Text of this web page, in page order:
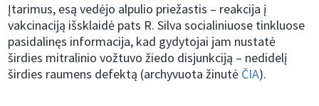
Įtarimus, esą vedėjo alpulio priežastis – reakcija į
vakcinaciją išsklaidė pats R. Silva socialiniuose tinkluose
pasidalinęs informacija, kad gydytojai jam nustatė
širdies mitralinio vožtuvo žiedo disjunkciją – nedidelį
širdies raumens defektą (archyvuota žinutė ČIA).